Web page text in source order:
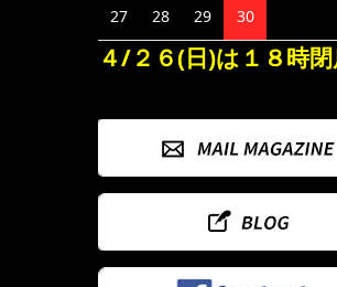
27 28 29 30
４/２６(日)は１８時